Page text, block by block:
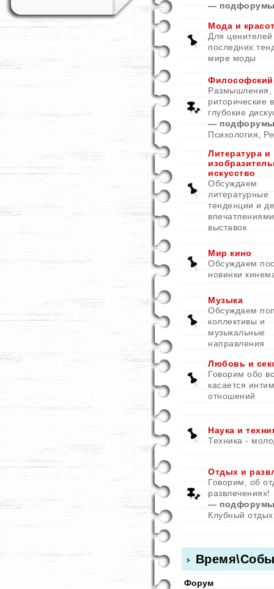
—
Мода и
Для ценителей
последних
мире моды
Философский
Размышления,
риторические
глубокие
—
Психология
Литература и
искусство
Обсуждаем
литературные
тенденции и
выставок
Мир кино
Обсуждаем
новинки
Музыка
Обсуждаем
коллективы и
музыкальные
направления
Любовь и
Говорим обо
касается
отношений
Наука и
Техника -
Отдых и
Говорим, об
развлечениях!
—
Клубный отдых
Форум